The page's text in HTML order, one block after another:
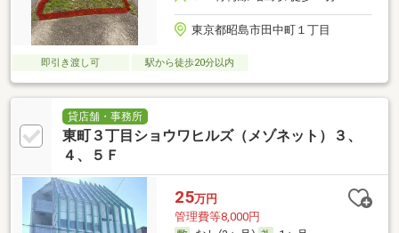
東京都昭島市田中町１丁目
即引き渡し可 駅から徒歩20分以内
貸店舗・事務所
東町３丁目ショウワヒルズ（メゾネット）３、
４、５Ｆ
25万円
管理費等8,000円